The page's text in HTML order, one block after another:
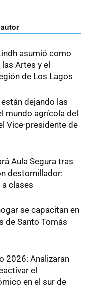
asumió como
Artes y el
de Los Lagos
dejando las
mundo agrícola del
Vice-presidente de
Aula Segura tras
destornillador:
clases
se capacitan en
de Santo Tomás
2026: Analizaran
el
en el sur de